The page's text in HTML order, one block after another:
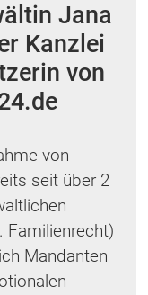
Jana
Kanzlei
von
von
seit über 2
Familienrecht)
Mandanten